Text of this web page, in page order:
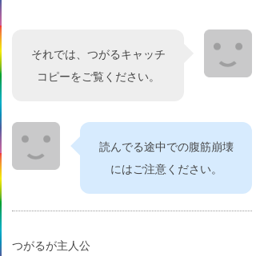
それでは、つがるキャッチ
コピーをご覧ください。
読んでる途中での腹筋崩壊
にはご注意ください。
つがるが主人公